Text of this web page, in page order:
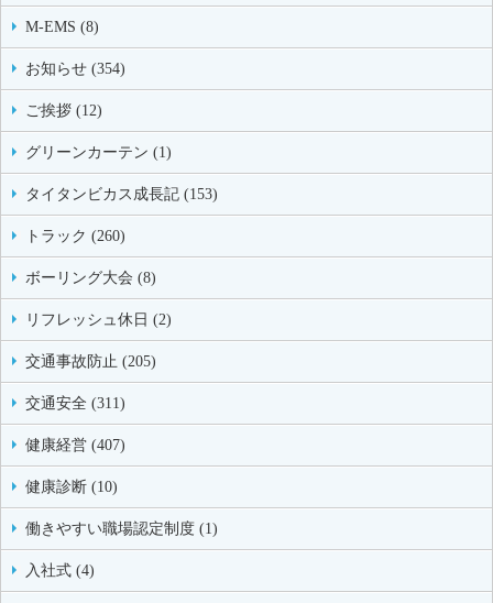
M-EMS (8)
お知らせ (354)
ご挨拶 (12)
グリーンカーテン (1)
タイタンビカス成長記 (153)
トラック (260)
ボーリング大会 (8)
リフレッシュ休日 (2)
交通事故防止 (205)
交通安全 (311)
健康経営 (407)
健康診断 (10)
働きやすい職場認定制度 (1)
入社式 (4)